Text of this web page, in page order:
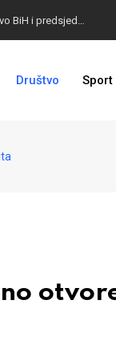
NA VISINI ZADATKA: EUFOR izveo združenu vježbu kod Foče, detalji poznatiDruštvo Sport